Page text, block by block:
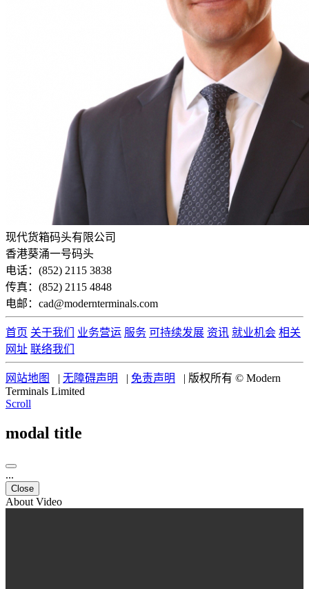
现代货箱码头有限公司
香港葵涌一号码头
电话：(852) 2115 3838
传真：(852) 2115 4848
电邮：cad@modernterminals.com
首页 关于我们 业务营运 服务 可持续发展 资讯 就业机会 相关
网址 联络我们
网站地图 | 无障碍声明 | 免责声明 | 版权所有 © Modern
Terminals Limited
Scroll
modal title
...
Close
About Video